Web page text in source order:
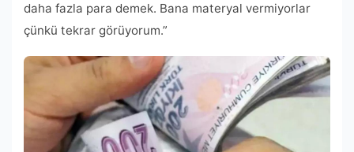
daha fazla para demek. Bana materyal vermiyorlar
çünkü tekrar görüyorum.”